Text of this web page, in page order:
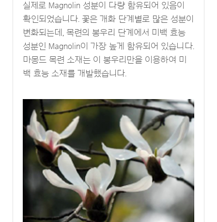
실제로 Magnolin 성분이 다량 함유되어 있음이
확인되었습니다. 꽃은 개화 단계별로 많은 성분이
변화되는데, 목련의 봉우리 단계에서 미백 효능
성분인 Magnolin이 가장 높게 함유되어 있습니다.
마몽드 목련 소재는 이 봉우리만을 이용하여 미
백 효능 소재를 개발했습니다.